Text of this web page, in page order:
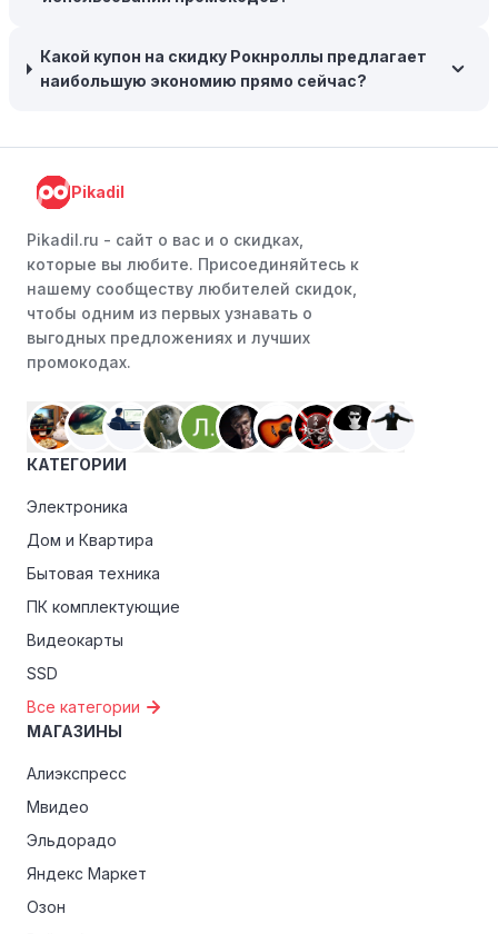
Следите за социальными сетями:Следите за
Рокнроллы в социальных сетях, таких как VK, Facebook
Программы лояльности:
магазинами, чтобы пользоваться такими
преимуществами, как скидки только для участников,
ранний доступ к распродажам или эксклюзивным
акциям.
Особые скидки:
эксклюзивные скидки для студентов, ветеранов или
пенсионеров.
Какой купон на скидку Рокнроллы предлагает
наибольшую экономию прямо сейчас?
Pikadil
Pikadil.ru - cайт о вас и о скидках,
которые вы любите. Присоединяйтесь к
нашему сообществу любителей скидок,
чтобы одним из первых узнавать о
выгодных предложениях и лучших
промокодах.
КАТЕГОРИИ
Электроника
Дом и Квартира
Бытовая техника
ПК комплектующие
Видеокарты
SSD
Все категории
МАГАЗИНЫ
Алиэкспресс
Мвидео
Эльдорадо
Яндекс Маркет
Озон